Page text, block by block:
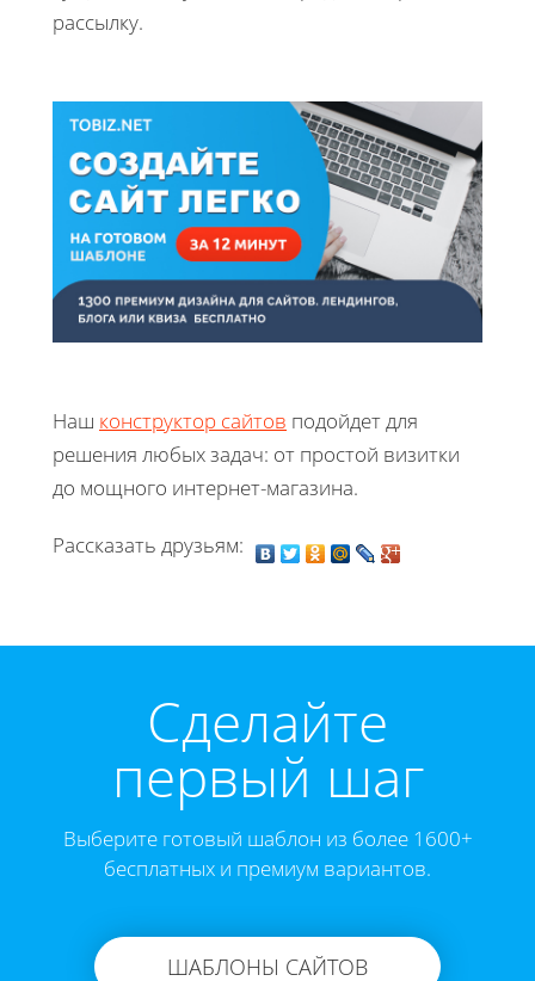
рассылку.
Наш конструктор сайтов подойдет для
решения любых задач: от простой визитки
до мощного интернет-магазина.
Рассказать друзьям:
Cделайте
первый шаг
Выберите готовый шаблон из более 1600+
бесплатных и премиум вариантов.
ШАБЛОНЫ САЙТОВ